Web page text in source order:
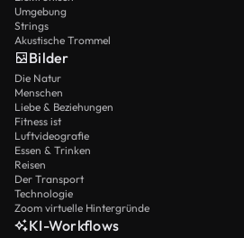
Umgebung
Strings
Akustische Trommel
Bilder
Die Natur
Menschen
Liebe & Beziehungen
Fitness ist
Luftvideografie
Essen & Trinken
Reisen
Der Transport
Technologie
Zoom virtuelle Hintergründe
KI-Workflows